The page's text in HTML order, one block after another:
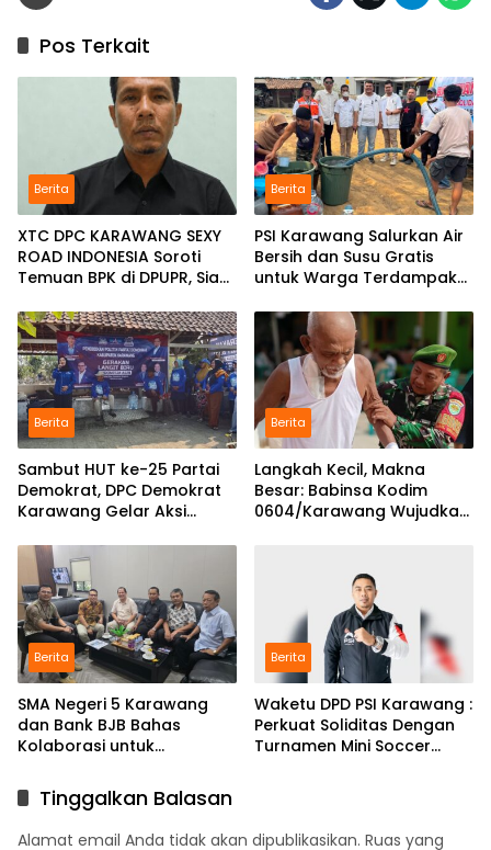
Pos Terkait
Berita
XTC DPC KARAWANG SEXY
ROAD INDONESIA Soroti
Temuan BPK di DPUPR, Siap
ke Kejati
Berita
PSI Karawang Salurkan Air
Bersih dan Susu Gratis
untuk Warga Terdampak
Selatan
Berita
Sambut HUT ke-25 Partai
Demokrat, DPC Demokrat
Karawang Gelar Aksi
Ciampel
Berita
Langkah Kecil, Makna
Besar: Babinsa Kodim
0604/Karawang Wujudkan
Berita
SMA Negeri 5 Karawang
dan Bank BJB Bahas
Kolaborasi untuk
Pendidikan
Berita
Waketu DPD PSI Karawang :
Perkuat Soliditas Dengan
Turnamen Mini Soccer
Tinggalkan Balasan
Alamat email Anda tidak akan dipublikasikan. Ruas yang